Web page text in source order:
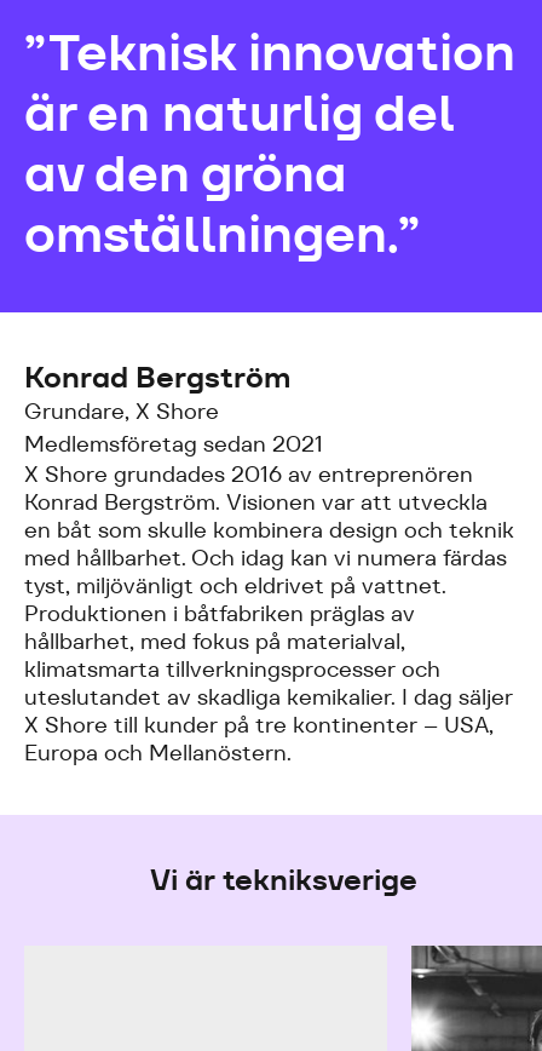
”Teknisk innovation
är en naturlig del
av den gröna
omställningen.”
Konrad Bergström
Grundare, X Shore
Medlemsföretag sedan 2021
X Shore grundades 2016 av entreprenören
Konrad Bergström. Visionen var att utveckla
en båt som skulle kombinera design och teknik
med hållbarhet. Och idag kan vi numera färdas
tyst, miljövänligt och eldrivet på vattnet.
Produktionen i båtfabriken präglas av
hållbarhet, med fokus på materialval,
klimatsmarta tillverkningsprocesser och
uteslutandet av skadliga kemikalier. I dag säljer
X Shore till kunder på tre kontinenter – USA,
Europa och Mellanöstern.
Vi är tekniksverige